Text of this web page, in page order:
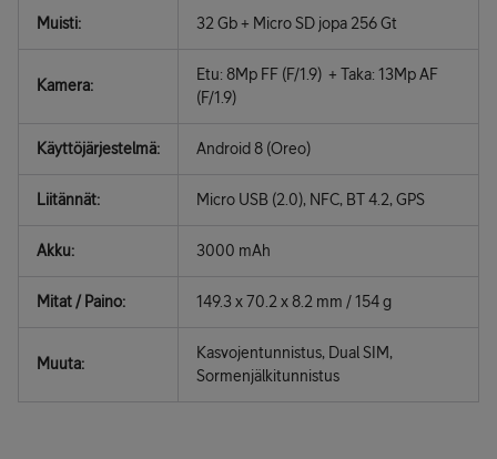
Muisti: 32 Gb + Micro SD jopa 256 Gt
Kamera:
Etu: 8Mp FF (F/1.9) + Taka: 13Mp AF
(F/1.9)
Käyttöjärjestelmä: Android 8 (Oreo)
Liitännät: Micro USB (2.0), NFC, BT 4.2, GPS
Akku: 3000 mAh
Mitat / Paino: 149.3 x 70.2 x 8.2 mm / 154 g
Muuta:
Kasvojentunnistus, Dual SIM,
Sormenjälkitunnistus